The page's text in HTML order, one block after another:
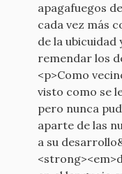
apagafuegos
cada vez más
de la ubicuidad
remendar los
<p>Como
visto como se
pero nunca
aparte de las
a su